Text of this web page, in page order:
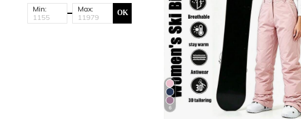
Min: Max: OK
6